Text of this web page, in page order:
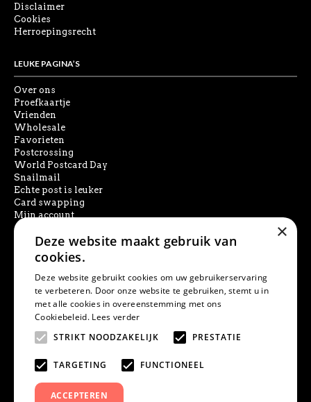
Disclaimer
Cookies
Herroepingsrecht
LEUKE PAGINA’S
Over ons
Proefkaartje
Vrienden
Wholesale
Favorieten
Postcrossing
World Postcard Day
Snailmail
Echte post is leuker
Card swapping
Mijn account
SOCIAL MEDIA
PRODUCT ZOEKEN
×
Deze website maakt gebruik van
cookies.
Deze website gebruikt cookies om uw gebruikerservaring
te verbeteren. Door onze website te gebruiken, stemt u in
met alle cookies in overeenstemming met ons
Cookiebeleid. Lees verder
STRIKT NOODZAKELIJK
PRESTATIE
TARGETING FUNCTIONEEL
ACCEPTEREN